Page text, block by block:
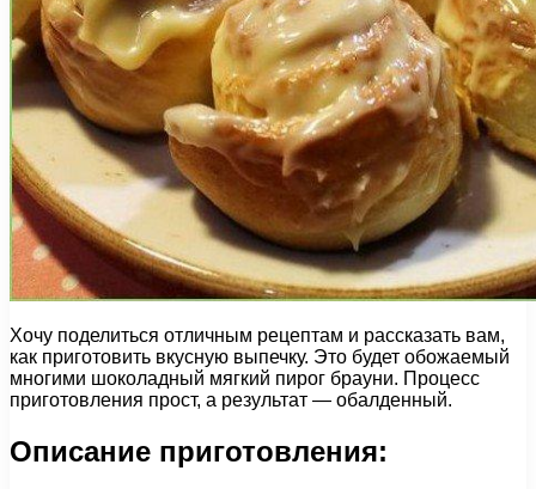
Хочу поделиться отличным рецептам и рассказать вам,
как приготовить вкусную выпечку. Это будет обожаемый
многими шоколадный мягкий пирог брауни. Процесс
приготовления прост, а результат — обалденный.
Описание приготовления: